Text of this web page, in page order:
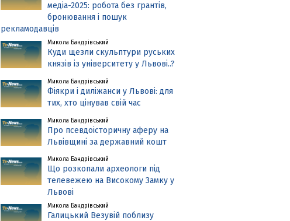
медіа-2025: робота без грантів,
бронювання і пошук
рекламодавців
Микола Бандрівський
Куди щезли скульптури руських
князів із університету у Львові..?
Микола Бандрівський
Фіякри і диліжанси у Львові: для
тих, хто цінував свій час
Микола Бандрівський
Про псевдоісторичну аферу на
Львівщині за державний кошт
Микола Бандрівський
Що розкопали археологи під
телевежею на Високому Замку у
Львові
Микола Бандрівський
Галицький Везувій поблизу